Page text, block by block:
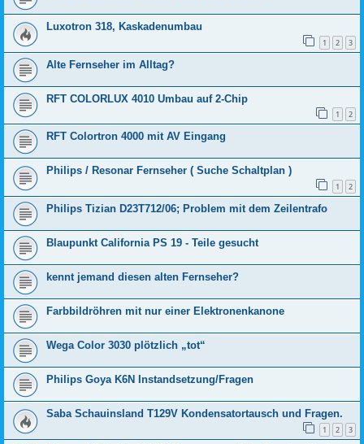
Luxotron 318, Kaskadenumbau
1 2 3
Alte Fernseher im Alltag?
RFT COLORLUX 4010 Umbau auf 2-Chip
1 2
RFT Colortron 4000 mit AV Eingang
Philips / Resonar Fernseher ( Suche Schaltplan )
1 2
Philips Tizian D23T712/06; Problem mit dem Zeilentrafo
Blaupunkt California PS 19 - Teile gesucht
kennt jemand diesen alten Fernseher?
Farbbildröhren mit nur einer Elektronenkanone
Wega Color 3030 plötzlich „tot“
Philips Goya K6N Instandsetzung/Fragen
Saba Schauinsland T129V Kondensatortausch und Fragen.
1 2 3